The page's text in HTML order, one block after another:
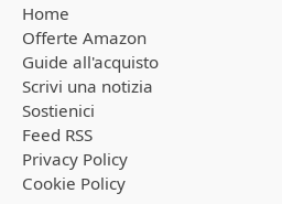
Home
Offerte Amazon
Guide all'acquisto
Scrivi una notizia
Sostienici
Feed RSS
Privacy Policy
Cookie Policy